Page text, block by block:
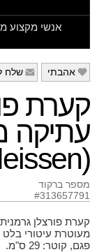
אנשי מקצוע
e אהבתי f שלח
קערת
עתיקה
(Meissen)
מספר ברקוד
#313657791
מעוטרת עיטורי
פגם, קוטר: 29 ס"מ.